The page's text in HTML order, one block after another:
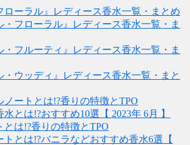
ローラル』レディース香水一覧・まとめ
・フローラル』レディース香水一覧・ま
・フルーティ』レディース香水一覧・ま
・ウッディ』レディース香水一覧・まと
ノートとは!?香りの特徴とTPO
とは!?おすすめ10選【 2023年 6月 】
とは!?香りの特徴とTPO
トとは!?バニラなどおすすめ香水6選【